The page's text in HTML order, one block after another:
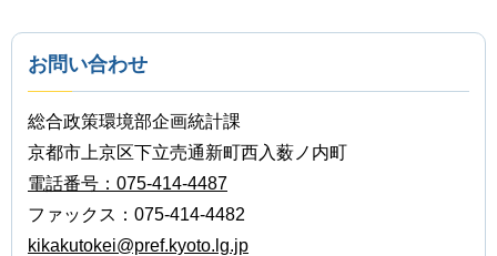
お問い合わせ
総合政策環境部企画統計課
京都市上京区下立売通新町西入薮ノ内町
電話番号：075-414-4487
ファックス：075-414-4482
kikakutokei@pref.kyoto.lg.jp